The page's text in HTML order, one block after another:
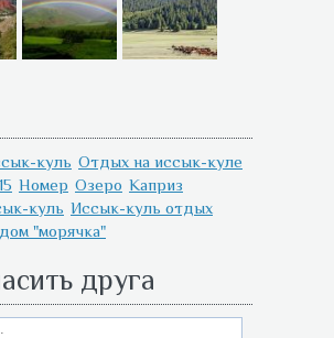
куль Отдых на иссык-куле
Номер Озеро Каприз
куль Иссык-куль отдых
"морячка"
друга